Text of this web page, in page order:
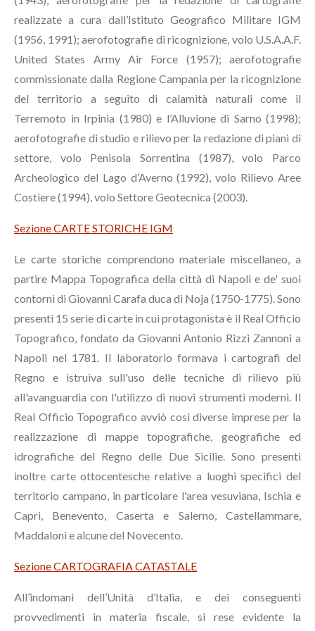
realizzate a cura dall’Istituto Geografico Militare IGM
(1956, 1991); aerofotografie di ricognizione, volo U.S.A.A.F.
United States Army Air Force (1957); aerofotografie
commissionate dalla Regione Campania per la ricognizione
del territorio a seguito di calamità naturali come il
Terremoto in Irpinia (1980) e l’Alluvione di Sarno (1998);
aerofotografie di studio e rilievo per la redazione di piani di
settore, volo Penisola Sorrentina (1987), volo Parco
Archeologico del Lago d’Averno (1992), volo Rilievo Aree
Costiere (1994), volo Settore Geotecnica (2003).
SezioneCARTE STORICHE IGM
Le carte storiche comprendono materiale miscellaneo, a
partire Mappa Topografica della città di Napoli e de' suoi
contorni di Giovanni Carafa duca di Noja (1750-1775). Sono
presenti 15 serie di carte in cui protagonista è il Real Officio
Topografico, fondato da Giovanni Antonio Rizzi Zannoni a
Napoli nel 1781. Il laboratorio formava i cartografi del
Regno e istruiva sull'uso delle tecniche di rilievo più
all'avanguardia con l'utilizzo di nuovi strumenti moderni. Il
Real Officio Topografico avviò così diverse imprese per la
realizzazione di mappe topografiche, geografiche ed
idrografiche del Regno delle Due Sicilie. Sono presenti
inoltre carte ottocentesche relative a luoghi specifici del
territorio campano, in particolare l'area vesuviana, Ischia e
Capri, Benevento, Caserta e Salerno, Castellammare,
Maddaloni e alcune del Novecento.
SezioneCARTOGRAFIA CATASTALE
All’indomani dell’Unità d’Italia, e dei conseguenti
provvedimenti in materia fiscale, si rese evidente la